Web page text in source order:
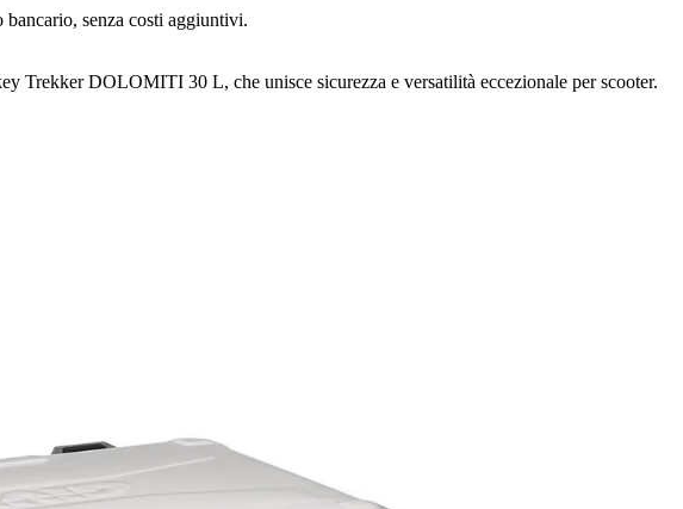
senza costi aggiuntivi.
Trekker DOLOMITI 30 L, che unisce sicurezza e versatilità eccezionale per scooter.